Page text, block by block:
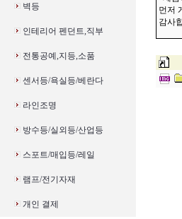
벽등
인테리어 펜던트,직부
전통공예,지등,소품
센서등/욕실등/베란다
라인조명
방수등/실외등/산업등
스포트/매입등/레일
램프/전기자재
개인 결제
먼저
감사